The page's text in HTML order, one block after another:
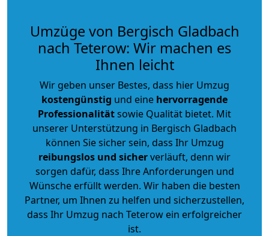
Umzüge von Bergisch Gladbach
nach Teterow: Wir machen es
Ihnen leicht
Wir geben unser Bestes, dass hier Umzug
kostengünstig und eine hervorragende
Professionalitätsowie Qualität bietet. Mit
unserer Unterstützung in Bergisch Gladbach
können Sie sicher sein, dass Ihr Umzug
reibungslos und sicherverläuft, denn wir
sorgen dafür, dass Ihre Anforderungen und
Wünsche erfüllt werden. Wir haben die besten
Partner, um Ihnen zu helfen und sicherzustellen,
dass Ihr Umzug nach Teterow ein erfolgreicher
ist.